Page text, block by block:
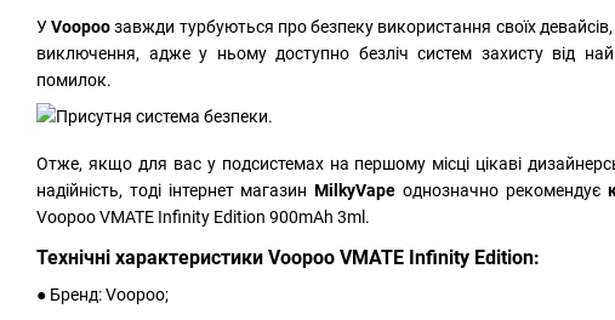
УVoopooзавжди турбуються про безпеку використання своїх девайсів, і
виключення, адже у ньому доступно безліч систем захисту від
помилок.
Отже, якщо для вас у подсистемах на першому місці цікаві
надійність, тоді інтернет магазинMilkyVape однозначно рекомендує
Voopoo VMATE Infinity Edition 900mAh 3ml.
Технічні характеристики Voopoo VMATE Infinity Edition:
● Бренд: Voopoo;